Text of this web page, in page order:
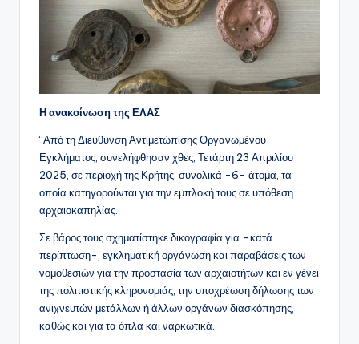
Η ανακοίνωση της ΕΛΑΣ
“Από τη Διεύθυνση Αντιμετώπισης Οργανωμένου
Εγκλήματος, συνελήφθησαν χθες, Τετάρτη 23 Απριλίου
2025, σε περιοχή της Κρήτης, συνολικά -6- άτομα, τα
οποία κατηγορούνται για την εμπλοκή τους σε υπόθεση
αρχαιοκαπηλίας.
Σε βάρος τους σχηματίστηκε δικογραφία για –κατά
περίπτωση-, εγκληματική οργάνωση και παραβάσεις των
νομοθεσιών για την προστασία των αρχαιοτήτων και εν γένει
της πολιτιστικής κληρονομιάς, την υποχρέωση δήλωσης των
ανιχνευτών μετάλλων ή άλλων οργάνων διασκόπησης,
καθώς και για τα όπλα και ναρκωτικά.